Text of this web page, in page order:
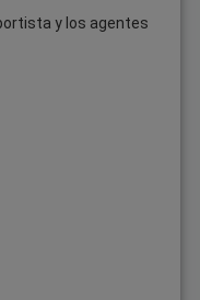
y los agentes